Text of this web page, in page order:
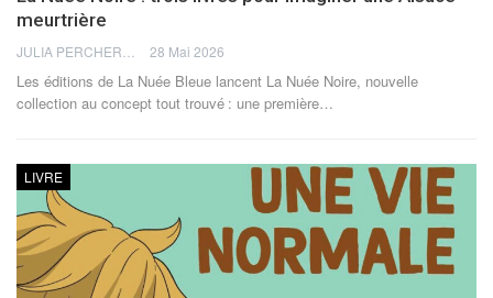
meurtrière
28 Mai 2026
Les éditions de La Nuée Bleue lancent La Nuée Noire, nouvelle
collection au concept tout trouvé : une première…
LIVRE